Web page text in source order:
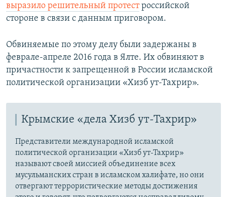
выразило решительный протестроссийской
стороне в связи с данным приговором.
Обвиняемые по этому делу были задержаны в
феврале-апреле 2016 года в Ялте. Их обвиняют в
причастности к запрещенной в России исламской
политической организации «Хизб ут-Тахрир».
Крымские «дела Хизб ут-Тахрир»
Представители международной исламской
политической организации «Хизб ут-Тахрир»
называют своей миссией объединение всех
мусульманских стран в исламском халифате, но они
отвергают террористические методы достижения